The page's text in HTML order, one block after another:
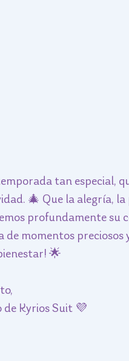
tan especial,
🎄 Que la alegría,
profundamente su
de momentos preciosos
🌟
de Kyrios Suit 💜